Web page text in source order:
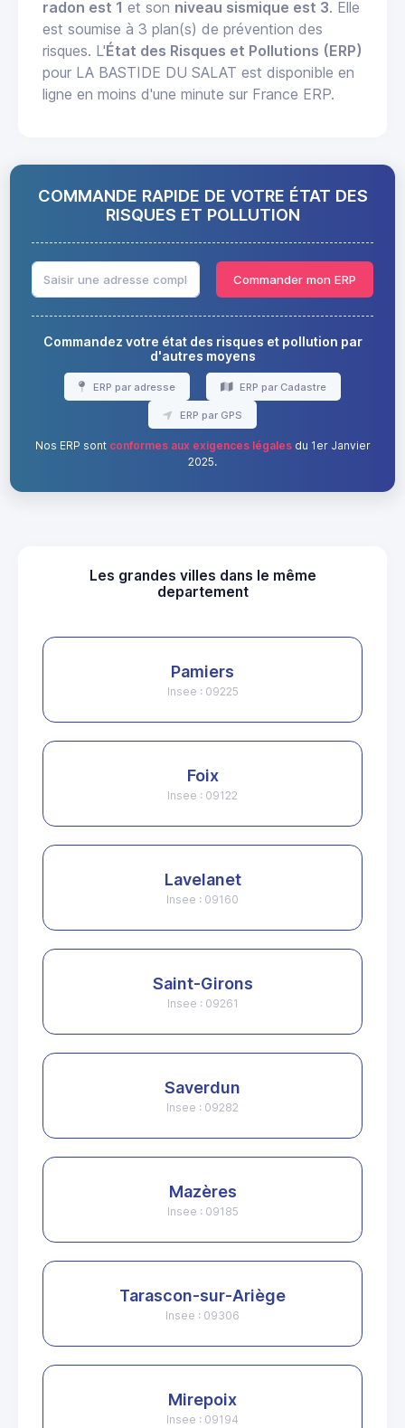
radon est 1 et son niveau sismique est 3. Elle
est soumise à 3 plan(s) de prévention des
risques. L'État des Risques et Pollutions (ERP)
pour LA BASTIDE DU SALAT est disponible en
ligne en moins d'une minute sur France ERP.
COMMANDE RAPIDE DE VOTRE ÉTAT DES
RISQUES ET POLLUTION
Commander mon ERP
Commandez votre état des risques et pollution par
d'autres moyens
ERP par adresse ERP par Cadastre
ERP par GPS
Nos ERP sont conformes aux exigences légalesdu 1er Janvier
2025.
Les grandes villes dans le même
departement
Pamiers
Insee : 09225
Foix
Insee : 09122
Lavelanet
Insee : 09160
Saint-Girons
Insee : 09261
Saverdun
Insee : 09282
Mazères
Insee : 09185
Tarascon-sur-Ariège
Insee : 09306
Mirepoix
Insee : 09194